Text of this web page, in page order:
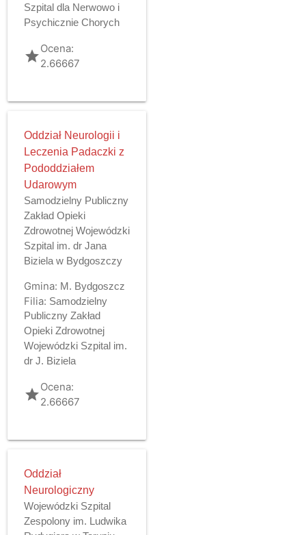
Szpital dla Nerwowo i
Psychicznie Chorych
gradeOcena:
2.66667
Oddział Neurologii i
Leczenia Padaczki z
Pododdziałem
Udarowym
Samodzielny Publiczny
Zakład Opieki
Zdrowotnej Wojewódzki
Szpital im. dr Jana
Biziela w Bydgoszczy
Gmina: M. Bydgoszcz
Filia: Samodzielny
Publiczny Zakład
Opieki Zdrowotnej
Wojewódzki Szpital im.
dr J. Biziela
gradeOcena:
2.66667
Oddział
Neurologiczny
Wojewódzki Szpital
Zespolony im. Ludwika